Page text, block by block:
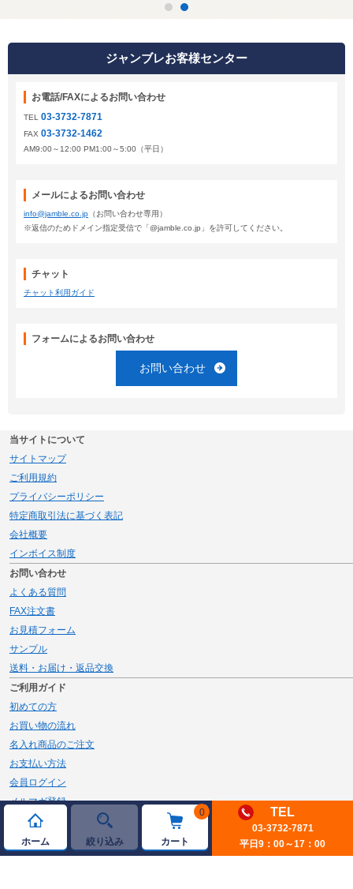
ホーム 絞り込み
0
カート
TEL
03-3732-7871
平日9：00～17：00
ジャンブレお客様センター
お電話/FAXによるお問い合わせ
TEL 03-3732-7871
FAX 03-3732-1462
AM9:00～12:00 PM1:00～5:00（平日）
メールによるお問い合わせ
info@jamble.co.jp （お問い合わせ専用）
※返信のためドメイン指定受信で「@jamble.co.jp」を許可してください。
チャット
チャット利用ガイド
フォームによるお問い合わせ
お問い合わせ
当サイトについて
サイトマップ
ご利用規約
プライバシーポリシー
特定商取引法に基づく表記
会社概要
インボイス制度
お問い合わせ
よくある質問
FAX注文書
お見積フォーム
サンプル
送料・お届け・返品交換
ご利用ガイド
初めての方
お買い物の流れ
名入れ商品のご注文
お支払い方法
会員ログイン
メルマガ登録
新規会員登録
ページトップへ